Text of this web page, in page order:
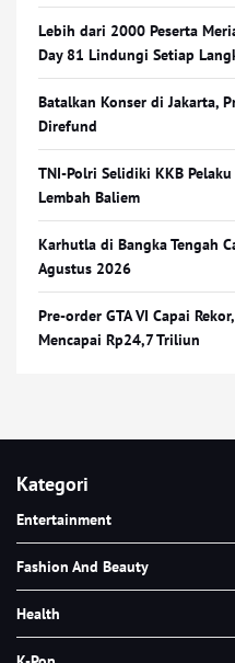
Lebih dari 2000 Peserta
Day 81 Lindungi Setiap
Batalkan Konser di Jakarta,
Direfund
TNI-Polri Selidiki KKB
Lembah Baliem
Karhutla di Bangka Tengah
Agustus 2026
Pre-order GTA VI Capai
Mencapai Rp24,7 Triliun
Kategori
Entertainment
Fashion And Beauty
Health